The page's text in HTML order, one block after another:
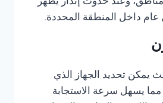
وعند حدوث إنذار يظهر
داخل المنطقة المحددة.
يمكن تحديد الجهاز الذي
مما يسهل سرعة الاستجابة